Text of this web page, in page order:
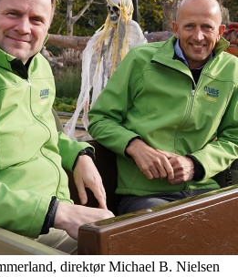
direktør Michael B. Nielsen